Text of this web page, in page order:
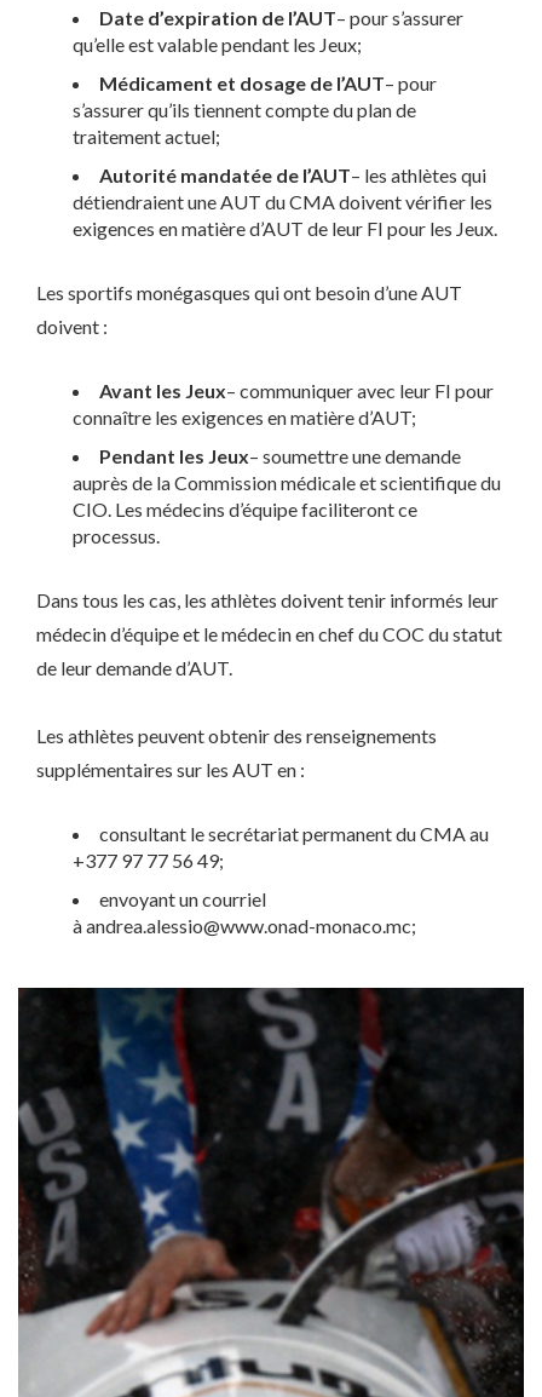
Date d’expiration de l’AUT– pour s’assurer
qu’elle est valable pendant les Jeux;
Médicament et dosage de l’AUT– pour
s’assurer qu’ils tiennent compte du plan de
traitement actuel;
Autorité mandatée de l’AUT– les athlètes qui
détiendraient une AUT du CMA doivent vérifier les
exigences en matière d’AUT de leur FI pour les Jeux.
Les sportifs monégasques qui ont besoin d’une AUT
doivent :
Avant les Jeux– communiquer avec leur FI pour
connaître les exigences en matière d’AUT;
Pendant les Jeux– soumettre une demande
auprès de la Commission médicale et scientifique du
CIO. Les médecins d’équipe faciliteront ce
processus.
Dans tous les cas, les athlètes doivent tenir informés leur
médecin d’équipe et le médecin en chef du COC du statut
de leur demande d’AUT.
Les athlètes peuvent obtenir des renseignements
supplémentaires sur les AUT en :
consultant le secrétariat permanent du CMA au
+377 97 77 56 49;
envoyant un courriel
à andrea.alessio@www.onad-monaco.mc;